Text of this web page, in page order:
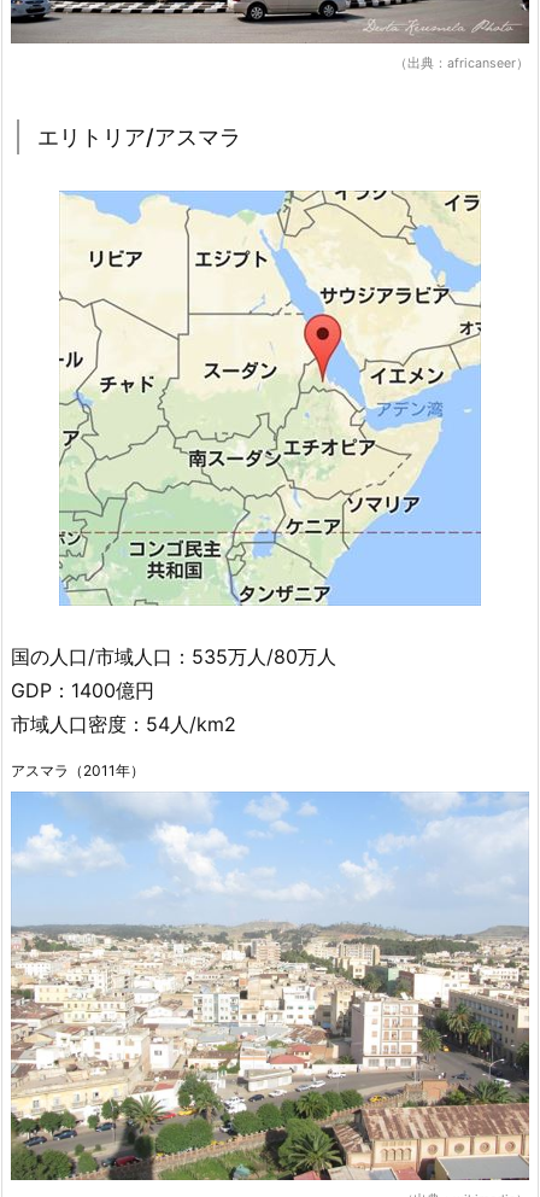
（出典：africanseer）
エリトリア/アスマラ
国の人口/市域人口：535万人/80万人
GDP：1400億円
市域人口密度：54人/km2
アスマラ（2011年）